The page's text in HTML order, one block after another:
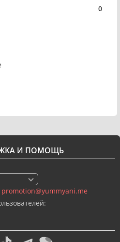
0
И ПОМОЩЬ
promotion@yummyani.me